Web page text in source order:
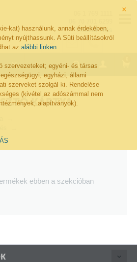
×
kat) használunk, annak érdekében,
nyújthassunk. A Süti beállításokról
az alábbi linken.
szervezeteket; egyéni- és társas
egyházi, állami
szerveket szolgál ki. Rendelése
(kivétel az adószámmal nem
alapítványok).
Visszahívás
KÁRTYA
ebben a szekcióban